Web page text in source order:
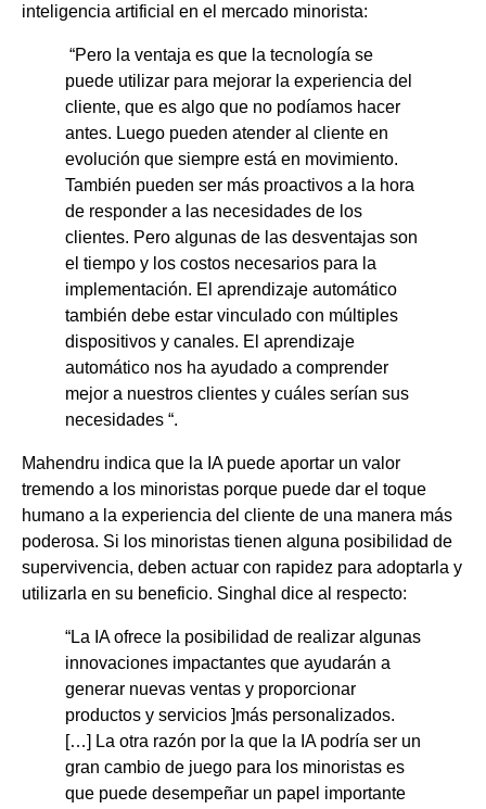
inteligencia artificial en el mercado minorista:
“Pero la ventaja es que la tecnología se
puede utilizar para mejorar la experiencia del
cliente, que es algo que no podíamos hacer
antes. Luego pueden atender al cliente en
evolución que siempre está en movimiento.
También pueden ser más proactivos a la hora
de responder a las necesidades de los
clientes. Pero algunas de las desventajas son
el tiempo y los costos necesarios para la
implementación. El aprendizaje automático
también debe estar vinculado con múltiples
dispositivos y canales. El aprendizaje
automático nos ha ayudado a comprender
mejor a nuestros clientes y cuáles serían sus
necesidades “.
Mahendru indica que la IA puede aportar un valor
tremendo a los minoristas porque puede dar el toque
humano a la experiencia del cliente de una manera más
poderosa. Si los minoristas tienen alguna posibilidad de
supervivencia, deben actuar con rapidez para adoptarla y
utilizarla en su beneficio. Singhal dice al respecto:
“La IA ofrece la posibilidad de realizar algunas
innovaciones impactantes que ayudarán a
generar nuevas ventas y proporcionar
productos y servicios ]más personalizados.
[…] La otra razón por la que la IA podría ser un
gran cambio de juego para los minoristas es
que puede desempeñar un papel importante